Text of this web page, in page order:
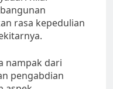
rasa kepedulian
nampak dari
pengabdian